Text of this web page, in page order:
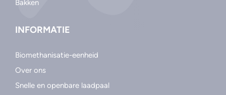
Bakken
INFORMATIE
Biomethanisatie-eenheid
Over ons
Snelle en openbare laadpaal